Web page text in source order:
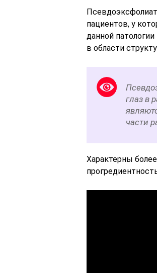
пациентов, у
данной
в области
глаз в
части
Характерны